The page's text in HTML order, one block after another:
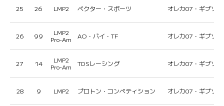
25 26 LMP2 ベクター・スポーツ オレカ07・ギブソン
26 99
LMP2
Pro-Am
AO・バイ・TF オレカ07・ギブソン
27 14
LMP2
Pro-Am
TDSレーシング オレカ07・ギブソン
28 9 LMP2 プロトン・コンペティション オレカ07・ギブソン